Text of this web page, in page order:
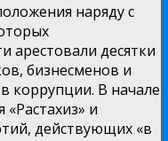
наряду с
арестовали десятки
бизнесменов и
коррупции. В начале
и
действующих «в